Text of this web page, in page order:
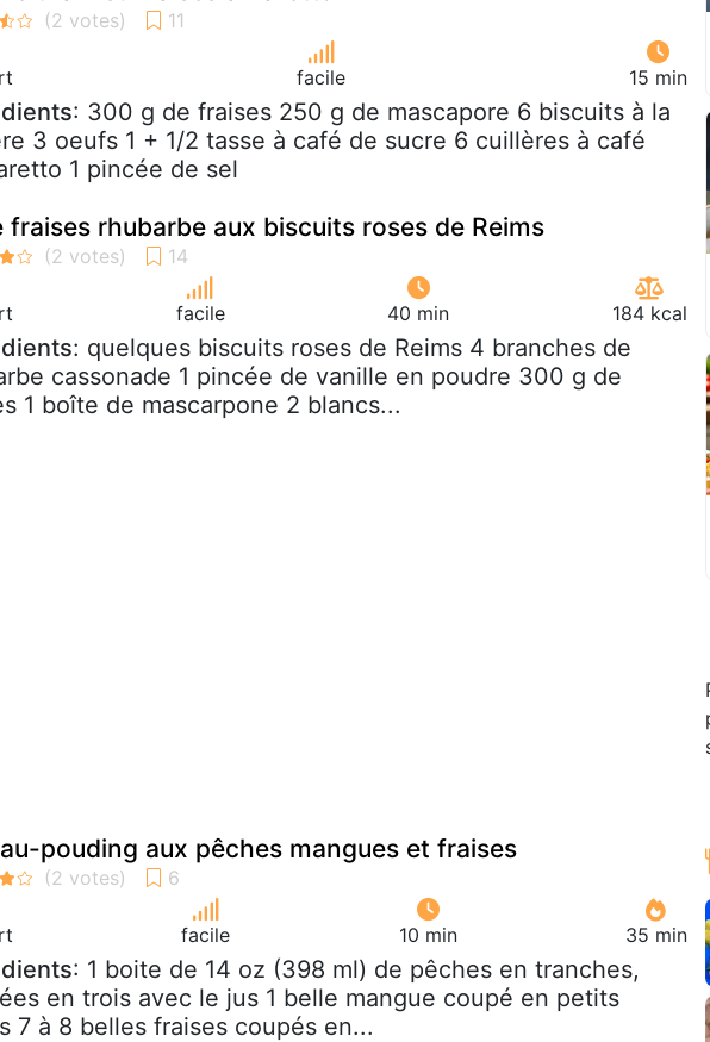
facile 15 min
: 300 g de fraises 250 g de mascapore 6 biscuits à la
3 oeufs 1 + 1/2 tasse à café de sucre 6 cuillères à café
1 pincée de sel
fraises rhubarbe aux biscuits roses de Reims
facile 40 min 184 kcal
: quelques biscuits roses de Reims 4 branches de
cassonade 1 pincée de vanille en poudre 300 g de
1 boîte de mascarpone 2 blancs...
pouding aux pêches mangues et fraises
facile 10 min 35 min
: 1 boite de 14 oz (398 ml) de pêches en tranches,
en trois avec le jus 1 belle mangue coupé en petits
7 à 8 belles fraises coupés en...